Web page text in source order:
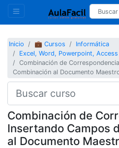
Inicio 💼 Cursos
Informática
Excel, Word, Powerpoint, Access
Combinación de
Combinación al Documento
Combinación de
Insertando Campos
al Documento